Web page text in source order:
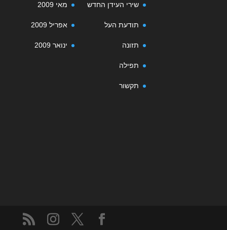
מאי 2009
אפריל 2009
ינואר 2009
שירי העידן החדש
תודעת העל
תזונה
תפילה
תקשור